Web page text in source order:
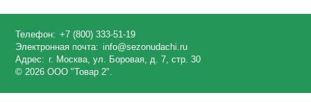
Телефон: +7 (800) 333-51-19
Электронная почта: info@sezonudachi.ru
Адрес: г. Москва, ул. Боровая, д. 7, стр. 30
© 2026 ООО "Товар 2".